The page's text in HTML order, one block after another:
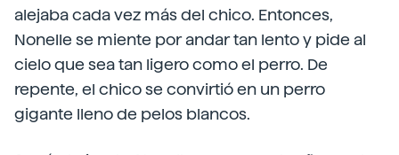
alejaba cada vez más del chico. Entonces,
Nonelle se miente por andar tan lento y pide al
cielo que sea tan ligero como el perro. De
repente, el chico se convirtió en un perro
gigante lleno de pelos blancos.